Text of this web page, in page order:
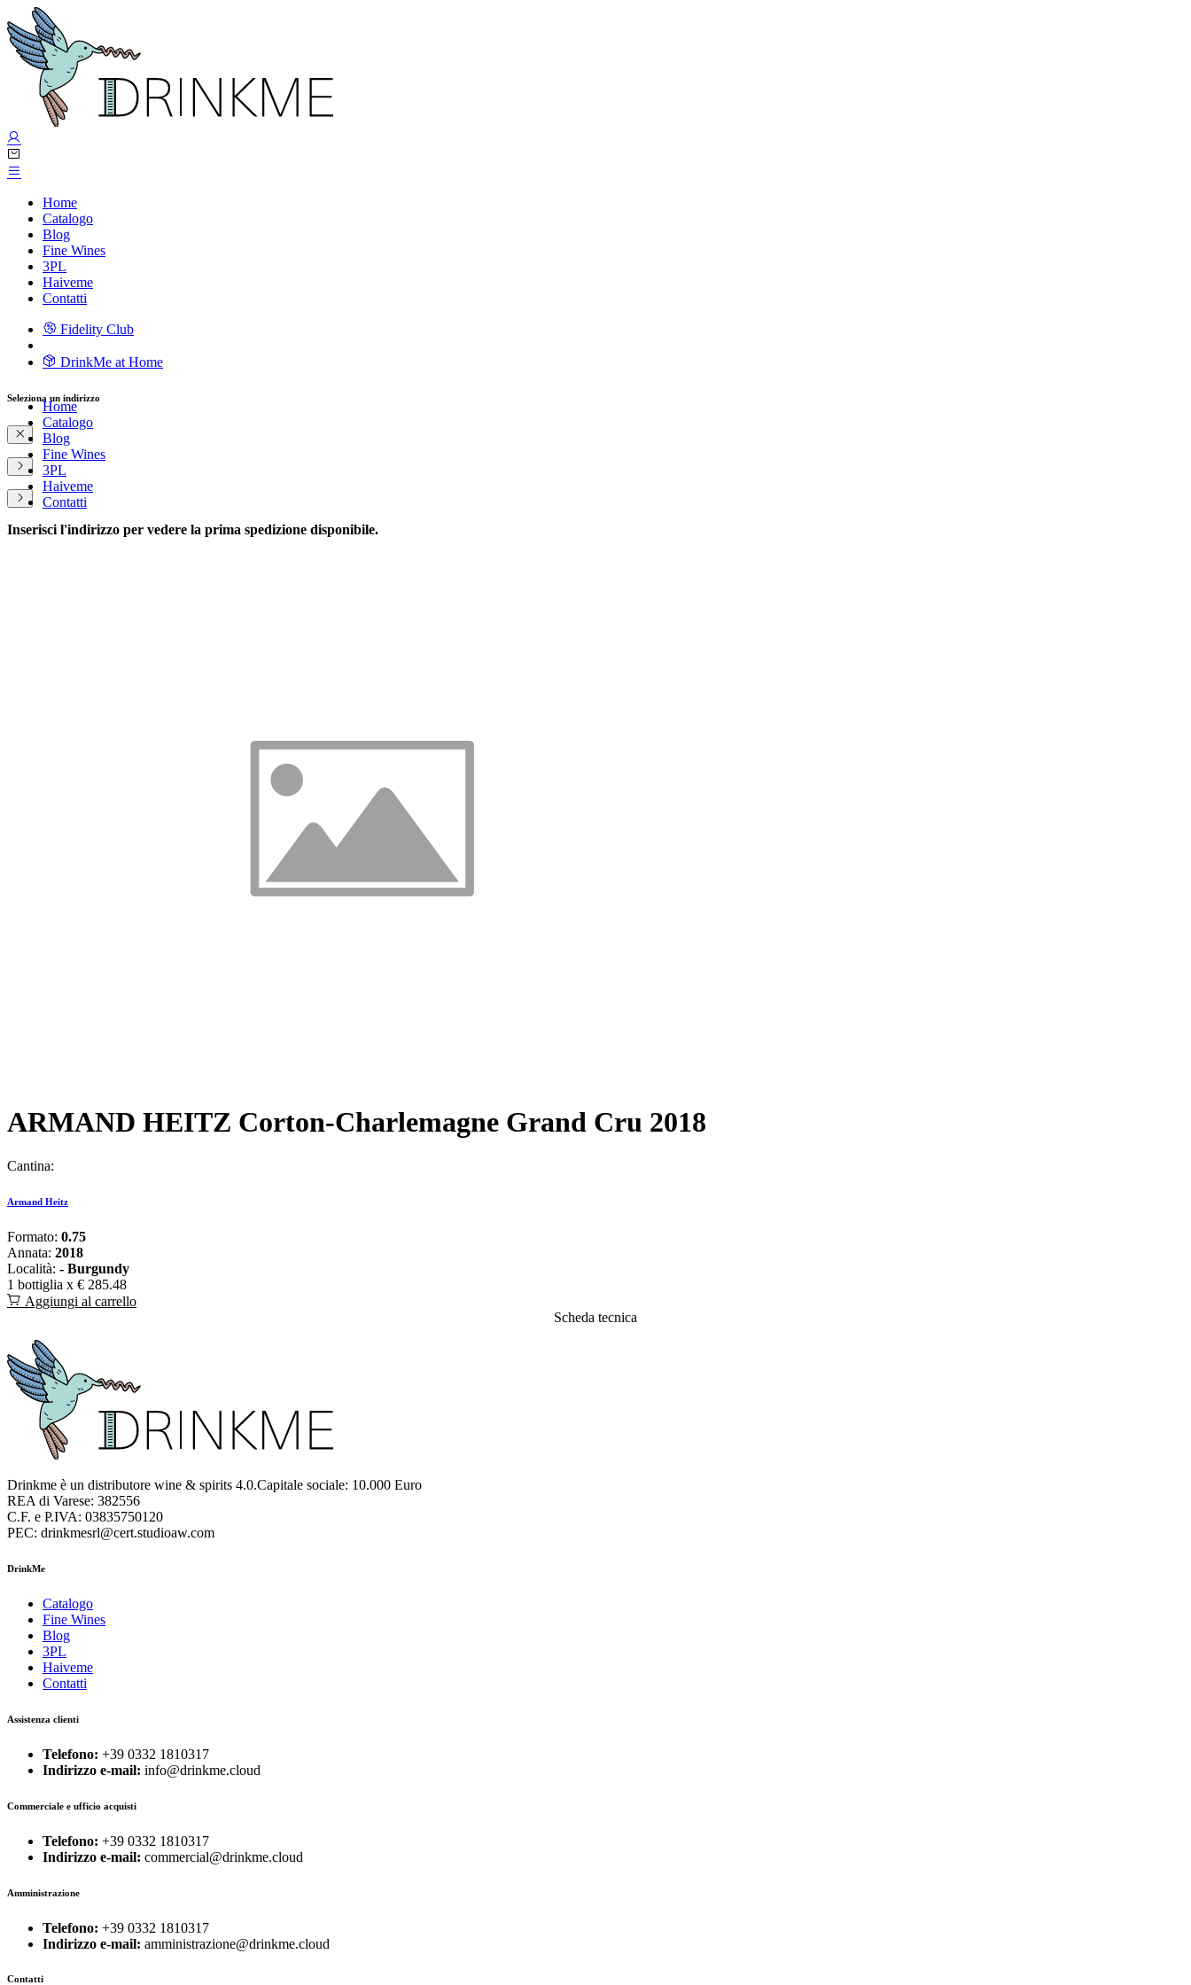
Home
Catalogo
Blog
Fine Wines
3PL
Haiveme
Contatti
Fidelity Club
DrinkMe at Home
Home
Catalogo
Blog
Fine Wines
3PL
Haiveme
Contatti
Seleziona un indirizzo
Inserisci l'indirizzo per vedere la prima spedizione disponibile.
ARMAND HEITZ Corton-Charlemagne Grand Cru 2018
Cantina:
Armand Heitz
Formato: 0.75
Annata: 2018
Località: - Burgundy
1 bottiglia x € 285.48
Aggiungi al carrello
Scheda tecnica
Drinkme è un distributore wine & spirits 4.0.Capitale sociale: 10.000 Euro
REA di Varese: 382556
C.F. e P.IVA: 03835750120
PEC: drinkmesrl@cert.studioaw.com
DrinkMe
Catalogo
Fine Wines
Blog
3PL
Haiveme
Contatti
Assistenza clienti
Telefono: +39 0332 1810317
Indirizzo e-mail: info@drinkme.cloud
Commerciale e ufficio acquisti
Telefono: +39 0332 1810317
Indirizzo e-mail: commercial@drinkme.cloud
Amministrazione
Telefono: +39 0332 1810317
Indirizzo e-mail: amministrazione@drinkme.cloud
Contatti